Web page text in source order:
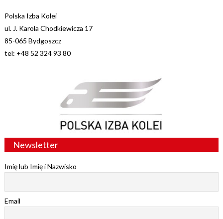
Polska Izba Kolei
ul. J. Karola Chodkiewicza 17
85-065 Bydgoszcz
tel: +48 52 324 93 80
Newsletter
Imię lub Imię i Nazwisko
Email